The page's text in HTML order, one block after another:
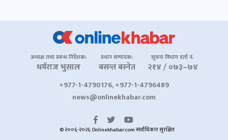
अध्यक्ष तथा प्रबन्ध निर्देशक:
धर्मराज भुसाल
प्रधान सम्पादक:
बसन्त बस्नेत
सूचना विभाग दर्ता नं.
२१४ / ०७३–७४
+977-1-4790176, +977-1-4796489
news@onlinekhabar.com
© २००६-२०२६ Onlinekhabar.com सर्वाधिकार सुरक्षित